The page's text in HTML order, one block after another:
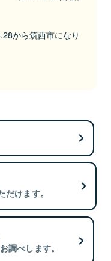
から筑西市になり
けます。
調べします。